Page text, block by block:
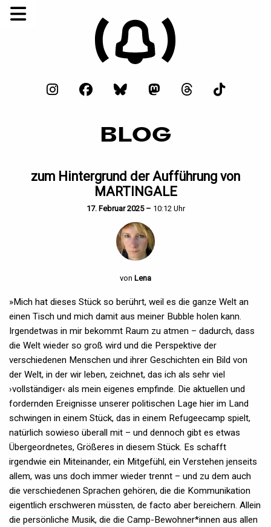
BLOG
zum Hintergrund der Aufführung von
MARTINGALE
17. Februar 2025 – 10:12 Uhr
von Lena
»Mich hat dieses Stück so berührt, weil es die ganze Welt an
einen Tisch und mich damit aus meiner Bubble holen kann.
Irgendetwas in mir bekommt Raum zu atmen – dadurch, dass
die Welt wieder so groß wird und die Perspektive der
verschiedenen Menschen und ihrer Geschichten ein Bild von
der Welt, in der wir leben, zeichnet, das ich als sehr viel
›vollständiger‹ als mein eigenes empfinde. Die aktuellen und
fordernden Ereignisse unserer politischen Lage hier im Land
schwingen in einem Stück, das in einem Refugeecamp spielt,
natürlich sowieso überall mit – und dennoch gibt es etwas
Übergeordnetes, Größeres in diesem Stück. Es schafft
irgendwie ein Miteinander, ein Mitgefühl, ein Verstehen jenseits
allem, was uns doch immer wieder trennt – und zu dem auch
die verschiedenen Sprachen gehören, die die Kommunikation
eigentlich erschweren müssten, de facto aber bereichern. Allein
die persönliche Musik, die die Camp-Bewohner*innen aus allen